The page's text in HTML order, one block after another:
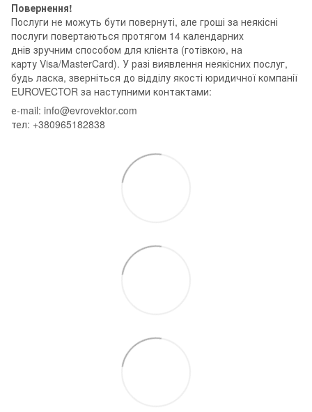
Повернення!
Послуги не можуть бути повернуті, але гроші за неякісні
послуги повертаються протягом 14 календарних
днів зручним способом для клієнта (готівкою, на
карту Visa/MasterCard). У разі виявлення неякісних послуг,
будь ласка, зверніться до відділу якості юридичної компанії
EUROVECTOR за наступними контактами:
е-mail: info@evrovektor.com
тел: +380965182838